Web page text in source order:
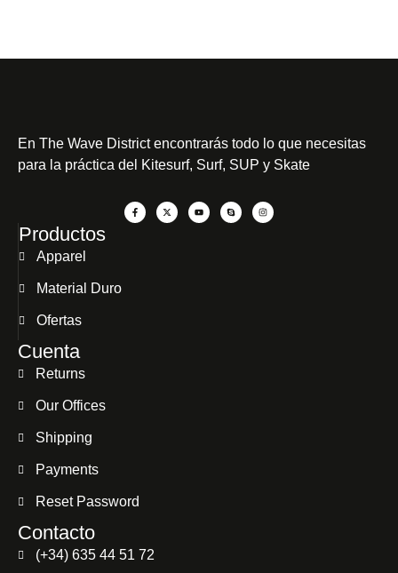
En The Wave Districtencontrarás todo lo que necesitas
para la práctica del Kitesurf, Surf, SUP y Skate
Productos
Apparel
Material Duro
Ofertas
Cuenta
Returns
Our Offices
Shipping
Payments
Reset Password
Contacto
(+34) 635 44 51 72